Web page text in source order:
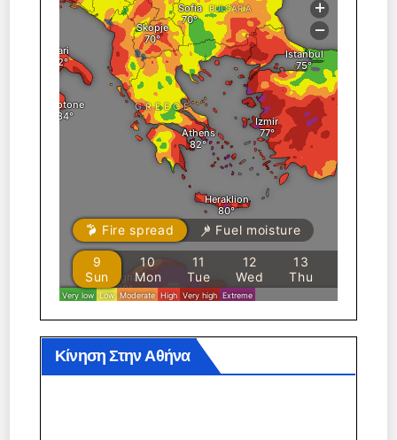
Κίνηση Στην Αθήνα